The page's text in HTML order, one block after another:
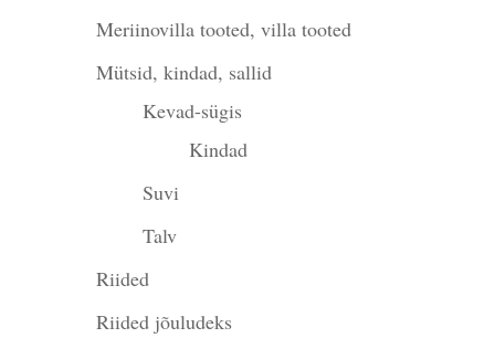
Meriinovilla tooted, villa tooted
Mütsid, kindad, sallid
Kevad-sügis
Kindad
Suvi
Talv
Riided
Riided jõuludeks